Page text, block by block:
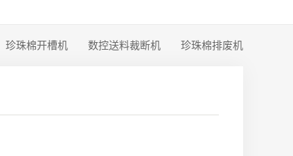
珍珠棉开槽机 数控送料裁断机 珍珠棉排废机